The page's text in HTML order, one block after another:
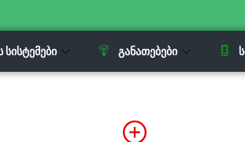
ᲡᲘᲡᲢᲔᲛᲔᲑᲘ ᲒᲐᲜᲐᲗᲔᲑᲔᲑᲘ